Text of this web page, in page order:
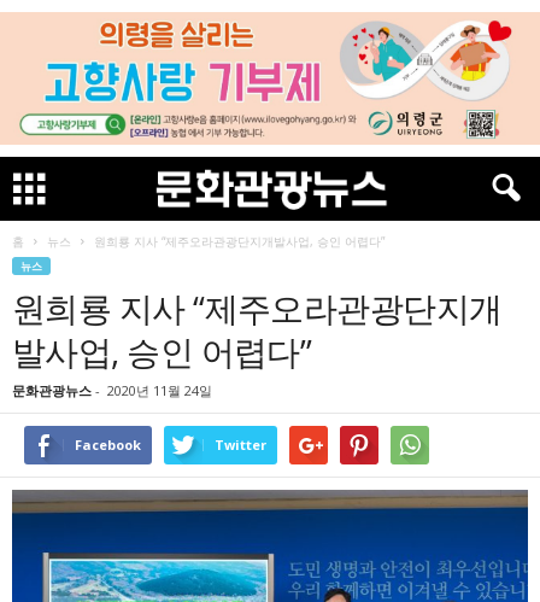
홈 뉴스 원희룡 지사 “제주오라관광단지개발사업, 승인 어렵다”
뉴스
원희룡 지사 “제주오라관광단지개
발사업, 승인 어렵다”
문화관광뉴스 - 2020년 11월 24일
Facebook Twitter